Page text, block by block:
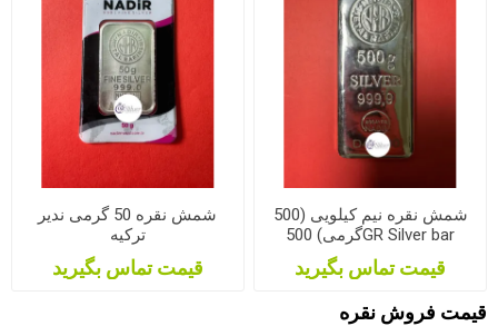
شمش نقره 50 گرمی ندیر
ترکیه
قیمت تماس بگیرید
شمش نقره نیم کیلویی (500
گرمی) 500GR Silver bar
قیمت تماس بگیرید
قیمت فروش نقره